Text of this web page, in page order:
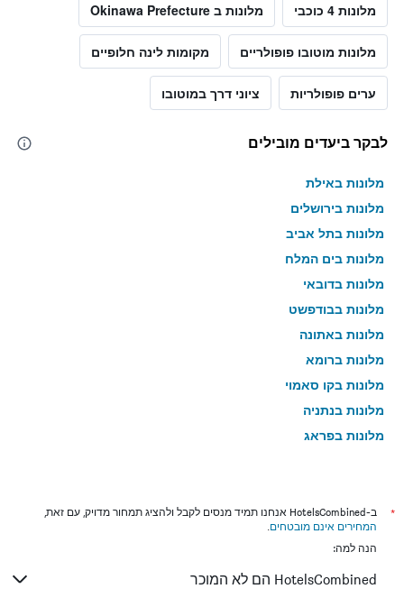
מלונות 4 כוכבי מלונות ב Okinawa Prefecture
מלונות מוטובו פופולריים מקומות לינה חלופיים
ערים פופולריות ציוני דרך במוטובו
לבקר ביעדים מובילים
מלונות באילת
מלונות בירושלים
מלונות בתל אביב
מלונות בים המלח
מלונות בדובאי
מלונות בבודפשט
מלונות באתונה
מלונות ברומא
מלונות בקו סאמוי
מלונות בנתניה
מלונות בפראג
מלונות בניו יורק
מלונות בבנגקוק
מלונות בבוקרשט
*
ב-HotelsCombined אנחנו תמיד מנסים לקבל ולהציג תמחור מדויק, עם זאת,
המחירים אינם מובטחים.
הנה למה:
HotelsCombined הם לא המוכר